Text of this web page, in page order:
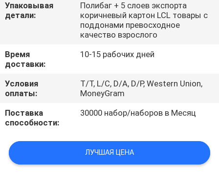
НОВОСТИ
СПРОСИТЕ
ЦИТАТУ
КАРТА
САЙТА
PRIVACY
POLICY
Упаковывая
детали:
Полибаг + 5 слоев экспорта
коричневый картон LCL товары с
поддонами превосходное
качество взрослого
Время
доставки:
10-15 рабочих дней
Условия
оплаты:
T/T, L/C, D/A, D/P, Western Union,
MoneyGram
Поставка
способности:
30000 набор/наборов в Месяц
ЛУЧШАЯ ЦЕНА